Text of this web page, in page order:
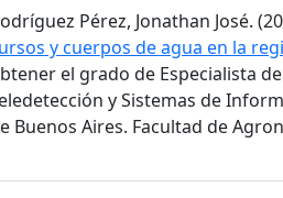
Pérez, Jonathan José.
y cuerpos de agua en la
el grado de Especialista
y Sistemas de
Buenos Aires. Facultad de